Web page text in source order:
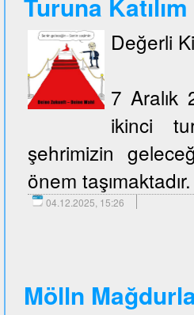
Değerli
7 Aralık
ikinci
şehrimizin
önem taşımaktadır.
04.12.2025, 15:26
Mölln